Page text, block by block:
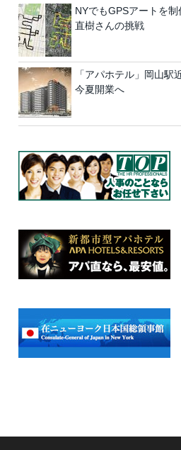
NYでもGPSアートを
直樹さんの挑戦
「アパホテル」岡山駅
今夏開業へ